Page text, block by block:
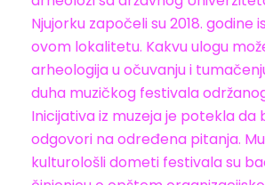
Njujorku započeli su 2018. godine
ovom lokalitetu. Kakvu ulogu
arheologija u očuvanju i
duha muzičkog festivala
Inicijativa iz muzeja je potekla da
odgovori na određena pitanja.
kulturološli dometi festivala su